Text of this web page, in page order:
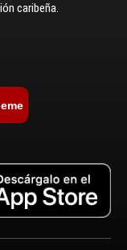
caribeña.